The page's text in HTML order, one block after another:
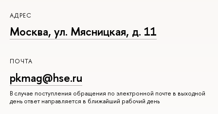
АДРЕС
Москва, ул. Мясницкая, д. 11
ПОЧТА
pkmag@hse.ru
В случае поступления обращения по электронной почте в выходной
день ответ направляется в ближайший рабочий день